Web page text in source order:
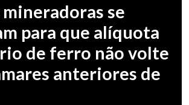
se
para que alíquota
de ferro não volte
anteriores de